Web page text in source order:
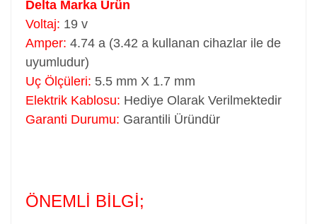
Delta Marka Ürün
Voltaj: 19 v
Amper: 4.74 a (3.42 a kullanan cihazlar ile de
uyumludur)
Uç Ölçüleri: 5.5 mm X 1.7 mm
Elektrik Kablosu: Hediye Olarak Verilmektedir
Garanti Durumu: Garantili Üründür
ÖNEMLİ BİLGİ;